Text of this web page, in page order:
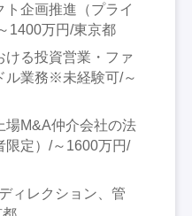
企画推進（プライ
1400万円/東京都
ける投資営業・ファ
ル業務※未経験可/～
場M&A仲介会社の法
限定）/～1600万円/
ィレクション、管